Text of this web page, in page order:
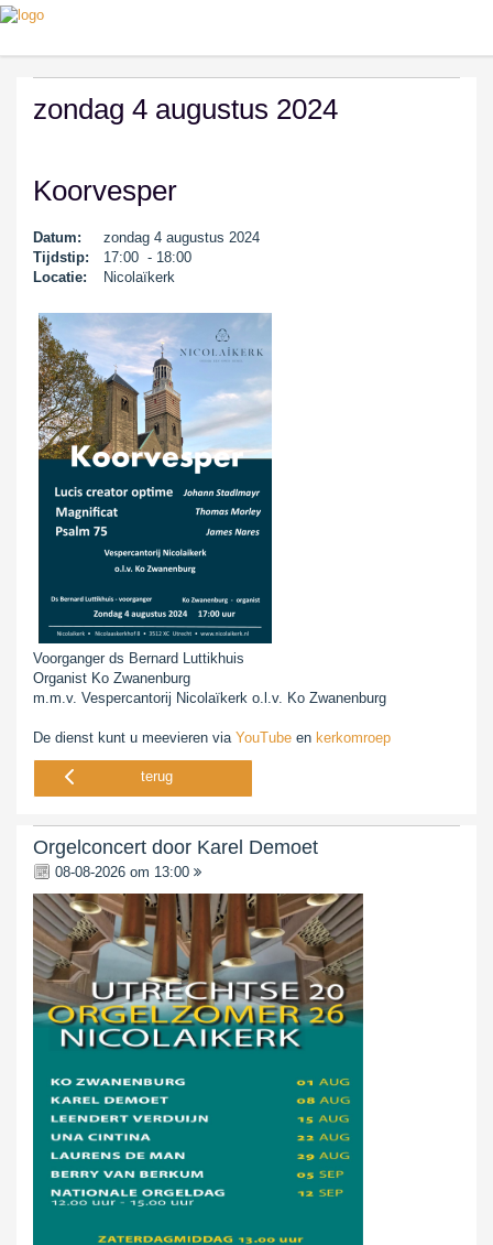
zondag 4 augustus 2024
Koorvesper
Datum:
zondag 4 augustus 2024
Tijdstip:
17:00 - 18:00
Locatie:
Nicolaïkerk
Voorganger ds Bernard Luttikhuis
Organist Ko Zwanenburg
m.m.v. Vespercantorij Nicolaïkerk o.l.v. Ko Zwanenburg
De dienst kunt u meevieren via YouTube en kerkomroep
terug
Orgelconcert door Karel Demoet
08-08-2026 om 13:00